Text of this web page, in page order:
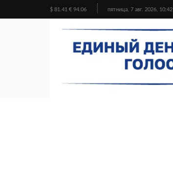
$ 81.41 € 94.06 пятница, 7 авг. 2026, 10:42